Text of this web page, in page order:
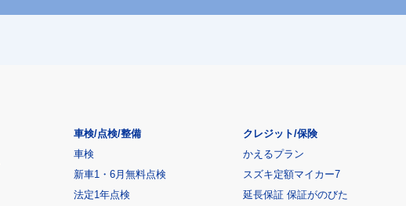
車検/点検/整備
車検
新車1・6月無料点検
法定1年点検
クレジット/保険
かえるプラン
スズキ定額マイカー7
延長保証 保証がのびた